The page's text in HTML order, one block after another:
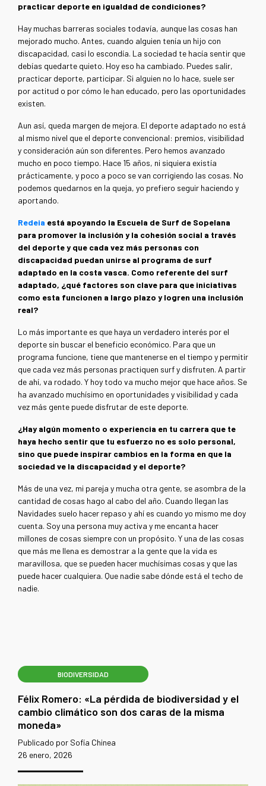
practicar deporte en igualdad de condiciones?
Hay muchas barreras sociales todavía, aunque las cosas han
mejorado mucho. Antes, cuando alguien tenía un hijo con
discapacidad, casi lo escondía. La sociedad te hacía sentir que
debías quedarte quieto. Hoy eso ha cambiado. Puedes salir,
practicar deporte, participar. Si alguien no lo hace, suele ser
por actitud o por cómo le han educado, pero las oportunidades
existen.
Aun así, queda margen de mejora. El deporte adaptado no está
al mismo nivel que el deporte convencional: premios, visibilidad
y consideración aún son diferentes. Pero hemos avanzado
mucho en poco tiempo. Hace 15 años, ni siquiera existía
prácticamente, y poco a poco se van corrigiendo las cosas. No
podemos quedarnos en la queja, yo prefiero seguir haciendo y
aportando.
Redeia está apoyando la Escuela de Surf de Sopelana
para promover la inclusión y la cohesión social a través
del deporte y que cada vez más personas con
discapacidad puedan unirse al programa de surf
adaptado en la costa vasca. Como referente del surf
adaptado, ¿qué factores son clave para que iniciativas
como esta funcionen a largo plazo y logren una inclusión
real?
Lo más importante es que haya un verdadero interés por el
deporte sin buscar el beneficio económico. Para que un
programa funcione, tiene que mantenerse en el tiempo y permitir
que cada vez más personas practiquen surf y disfruten. A partir
de ahí, va rodado. Y hoy todo va mucho mejor que hace años. Se
ha avanzado muchísimo en oportunidades y visibilidad y cada
vez más gente puede disfrutar de este deporte.
¿Hay algún momento o experiencia en tu carrera que te
haya hecho sentir que tu esfuerzo no es solo personal,
sino que puede inspirar cambios en la forma en que la
sociedad ve la discapacidad y el deporte?
Más de una vez, mi pareja y mucha otra gente, se asombra de la
cantidad de cosas hago al cabo del año. Cuando llegan las
Navidades suelo hacer repaso y ahí es cuando yo mismo me doy
cuenta. Soy una persona muy activa y me encanta hacer
millones de cosas siempre con un propósito. Y una de las cosas
que más me llena es demostrar a la gente que la vida es
maravillosa, que se pueden hacer muchísimas cosas y que las
puede hacer cualquiera. Que nadie sabe dónde está el techo de
nadie.
BIODIVERSIDAD
Félix Romero: «La pérdida de biodiversidad y el
cambio climático son dos caras de la misma
moneda»
Publicado por Sofía Chinea
26 enero, 2026